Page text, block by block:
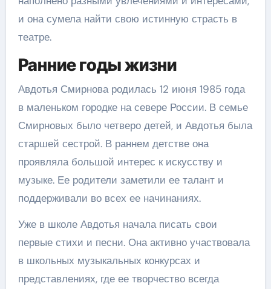
и она сумела найти свою истинную страсть в
театре.
Ранние годы жизни
Авдотья Смирнова родилась 12 июня 1985 года
в маленьком городке на севере России. В семье
Смирновых было четверо детей, и Авдотья была
старшей сестрой. В раннем детстве она
проявляла большой интерес к искусству и
музыке. Ее родители заметили ее талант и
поддерживали во всех ее начинаниях.
Уже в школе Авдотья начала писать свои
первые стихи и песни. Она активно участвовала
в школьных музыкальных конкурсах и
представлениях, где ее творчество всегда